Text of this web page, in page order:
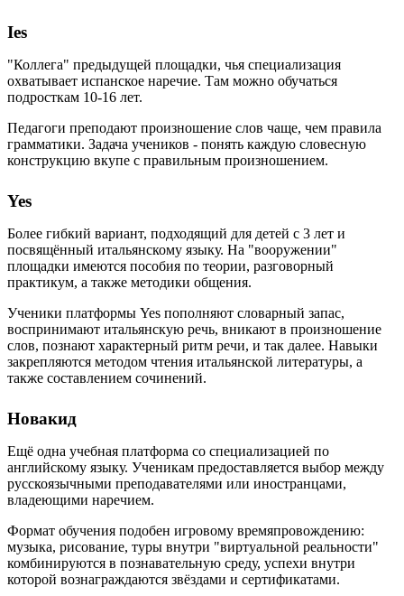
Ies
"Коллега" предыдущей площадки, чья специализация
охватывает испанское наречие. Там можно обучаться
подросткам 10-16 лет.
Педагоги преподают произношение слов чаще, чем правила
грамматики. Задача учеников - понять каждую словесную
конструкцию вкупе с правильным произношением.
Yes
Более гибкий вариант, подходящий для детей с 3 лет и
посвящённый итальянскому языку. На "вооружении"
площадки имеются пособия по теории, разговорный
практикум, а также методики общения.
Ученики платформы Yes пополняют словарный запас,
воспринимают итальянскую речь, вникают в произношение
слов, познают характерный ритм речи, и так далее. Навыки
закрепляются методом чтения итальянской литературы, а
также составлением сочинений.
Новакид
Ещё одна учебная платформа со специализацией по
английскому языку. Ученикам предоставляется выбор между
русскоязычными преподавателями или иностранцами,
владеющими наречием.
Формат обучения подобен игровому времяпровождению:
музыка, рисование, туры внутри "виртуальной реальности"
комбинируются в познавательную среду, успехи внутри
которой вознаграждаются звёздами и сертификатами.